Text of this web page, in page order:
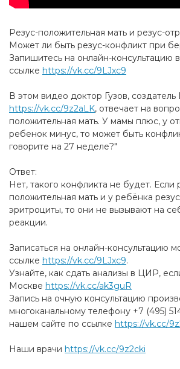
Резус-положительная мать и резус-
Может ли быть резус-конфликт при
Запишитесь на онлайн-консультацию
ссылке https://vk.cc/9LJxc9
В этом видео доктор Гузов,
https://vk.cc/9z2aLK, отвечает на
положительная мать. У мамы плюс, у
ребенок минус, то может быть
говорите на 27 неделе?"
Ответ:
Нет, такого конфликта не будет. Если
положительная мать и у ребёнка
эритроциты, то они не вызывают на
реакции.
Записаться на онлайн-консультацию
ссылке https://vk.cc/9LJxc9.
Узнайте, как сдать анализы в ЦИР,
Москве https://vk.cc/ak3guR
Запись на очную консультацию
многоканальному телефону +7 (495)
нашем сайте по ссылке https://vk.cc/
Наши врачи https://vk.cc/9z2cki